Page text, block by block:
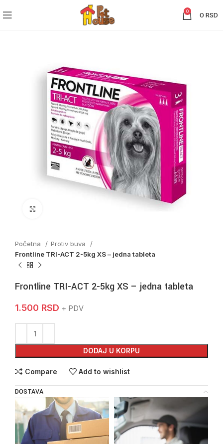
0 0 RSD
Početna
Protiv buva
Frontline TRI-ACT 2-5kg XS – jedna tableta
Frontline TRI-ACT 2-5kg XS – jedna tableta
1.500 RSD + PDV
DODAJ U KORPU
Compare Add to wishlist
DOSTAVA